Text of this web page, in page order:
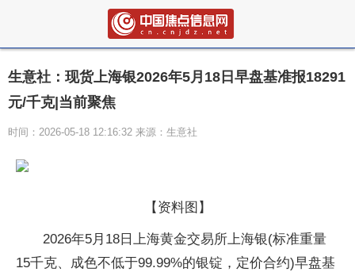
生意社：现货上海银2026年5月18日早盘基准报18291
元/千克|当前聚焦
时间：2026-05-18 12:16:32 来源：生意社
【资料图】
2026年5月18日上海黄金交易所上海银(标准重量
15千克、成色不低于99.99%的银锭，定价合约)早盘基